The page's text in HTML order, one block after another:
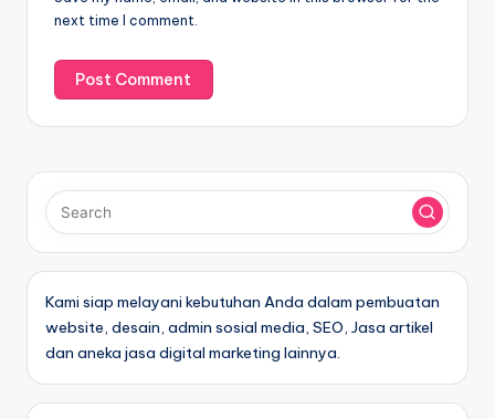
next time I comment.
Kami siap melayani kebutuhan Anda dalam pembuatan
website, desain, admin sosial media, SEO, Jasa artikel
dan aneka jasa digital marketing lainnya.